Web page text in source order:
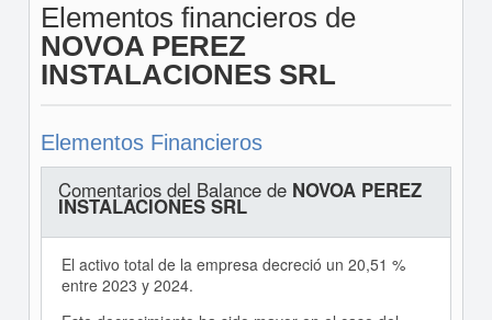
Elementos financieros de
NOVOA PEREZ
INSTALACIONES SRL
Elementos Financieros
Comentarios del Balance de NOVOA PEREZ
INSTALACIONES SRL
El activo total de la empresa decreció un 20,51 %
entre 2023 y 2024.